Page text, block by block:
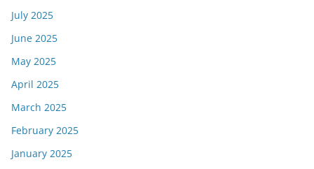
July 2025
June 2025
May 2025
April 2025
March 2025
February 2025
January 2025